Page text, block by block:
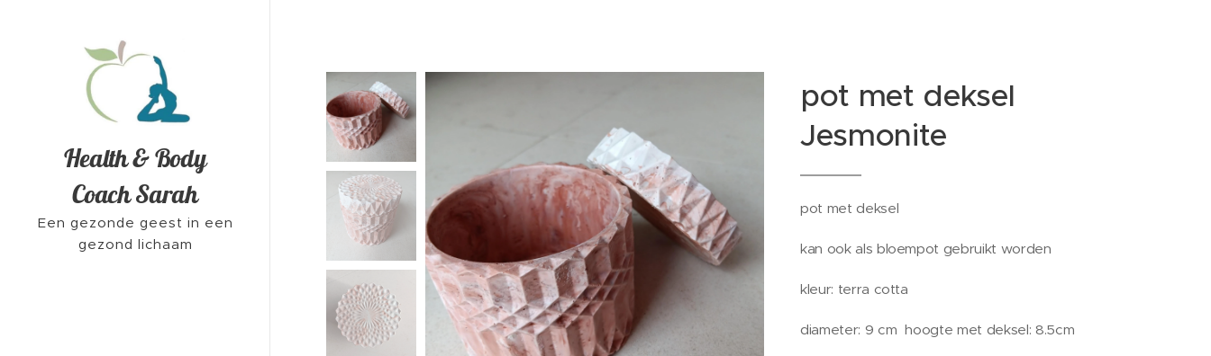
Health & Body
Coach Sarah
Een gezonde geest in een
gezond lichaam
pot met deksel
Jesmonite
pot met deksel
kan ook als bloempot gebruikt worden
kleur: terra cotta
diameter: 9 cm hoogte met deksel: 8.5cm